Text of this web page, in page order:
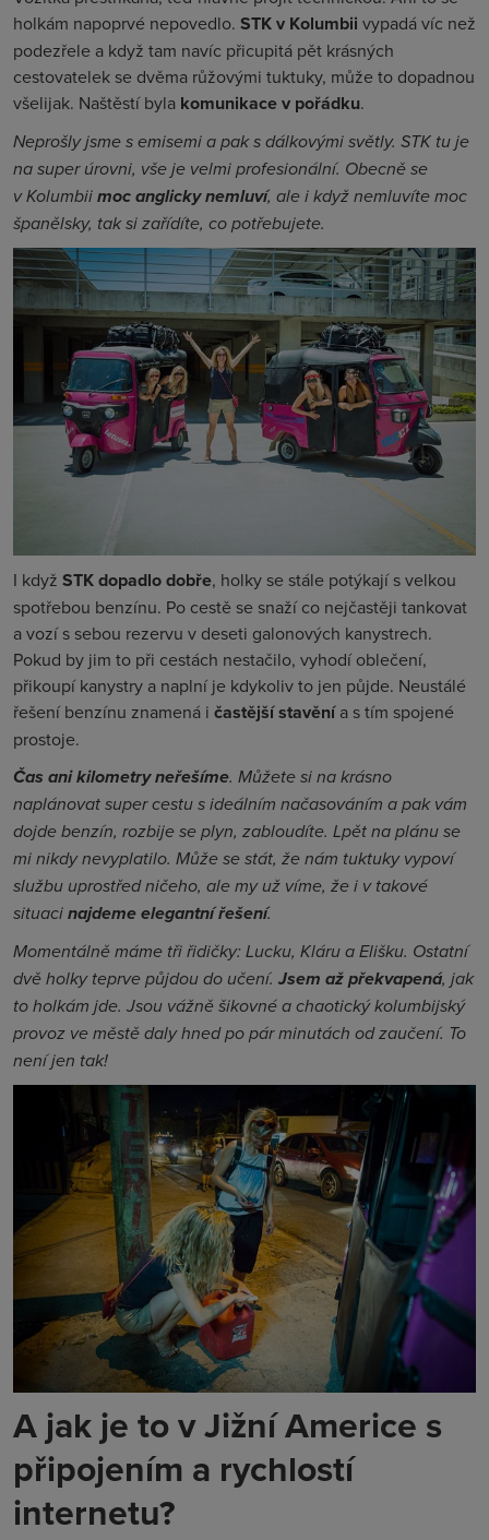
holkám napoprvé nepovedlo. STK v Kolumbii vypadá víc než
podezřele a když tam navíc přicupitá pět krásných
cestovatelek se dvěma růžovými tuktuky, může to dopadnou
všelijak. Naštěstí byla komunikace v pořádku.
Neprošly jsme s emisemi a pak s dálkovými světly. STK tu je
na super úrovni, vše je velmi profesionální. Obecně se
v Kolumbiimoc anglicky nemluví, ale i když nemluvíte moc
španělsky, tak si zařídíte, co potřebujete.
I když STK dopadlo dobře, holky se stále potýkají s velkou
spotřebou benzínu. Po cestě se snaží co nejčastěji tankovat
a vozí s sebou rezervu v deseti galonových kanystrech.
Pokud by jim to při cestách nestačilo, vyhodí oblečení,
přikoupí kanystry a naplní je kdykoliv to jen půjde. Neustálé
řešení benzínu znamená i častější stavěnía s tím spojené
prostoje.
Čas ani kilometry neřešíme. Můžete si na krásno
naplánovat super cestu s ideálním načasováním a pak vám
dojde benzín, rozbije se plyn, zabloudíte. Lpět na plánu se
mi nikdy nevyplatilo. Může se stát, že nám tuktuky vypoví
službu uprostřed ničeho, ale my už víme, že i v takové
situacinajdeme elegantní řešení.
Momentálně máme tři řidičky: Lucku, Kláru a Elišku. Ostatní
dvě holky teprve půjdou do učení. Jsem až překvapená, jak
to holkám jde. Jsou vážně šikovné a chaotický kolumbijský
provoz ve městě daly hned po pár minutách od zaučení. To
není jen tak!
A jak je to v Jižní Americe s
připojením a rychlostí
internetu?